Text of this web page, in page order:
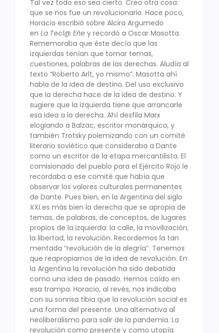
Tal vez todo eso sea cierto. Creo otra cosa:
que se nos fue un revolucionario. Hace poco,
Horacio escribió sobre Alcira Argumedo
en La Tecl@ Eñe y recordó a Oscar Masotta.
Rememoraba que éste decía que las
izquierdas tenían que tomar temas,
cuestiones, palabras de las derechas. Aludía al
texto “Roberto Arlt, yo mismo”. Masotta ahí
habla de la idea de destino. Del uso exclusivo
que la derecha hace de la idea de destino. Y
sugiere que la izquierda tiene que arrancarle
esa idea a la derecha. Ahí desfila Marx
elogiando a Balzac, escritor monárquico, y
también Trotsky polemizando con un comité
literario soviético que consideraba a Dante
como un escritor de la etapa mercantilista. El
comisionado del pueblo para el Ejército Rojo le
recordaba a ese comité que había que
observar los valores culturales permanentes
de Dante. Pues bien, en la Argentina del siglo
XXI es más bien la derecha que se apropia de
temas, de palabras, de conceptos, de lugares
propios de la izquierda: la calle, la movilización,
la libertad, la revolución. Recordemos la tan
mentada “revolución de la alegría”. Tenemos
que reapropiarnos de la idea de revolución. En
la Argentina la revolución ha sido debatida
como una idea de pasado. Hemos caído en
esa trampa. Horacio, al revés, nos indicaba
con su sonrisa tibia que la revolución social es
una forma del presente. Una alternativa al
neoliberalismo para salir de la pandemia. La
revolución como presente y como utopía.